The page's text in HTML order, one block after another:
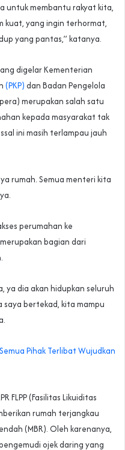
untuk membantu rakyat kita,
kuat, yang ingin terhormat,
yang pantas,” katanya.
digelar Kementerian
(PKP) dan Badan Pengelola
merupakan salah satu
kepada masyarakat tak
ini masih terlampau jauh
rumah. Semua menteri kita
perumahan ke
bagian dari
ya dia akan hidupkan seluruh
saya bertekad, kita mampu
Pihak Terlibat Wujudkan
FLPP (Fasilitas Likuiditas
rumah terjangkau
(MBR). Oleh karenanya,
ojek daring yang